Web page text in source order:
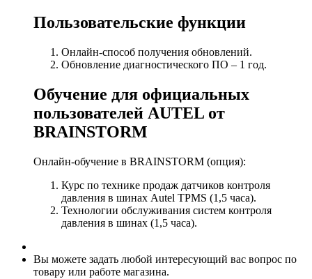
Пользовательские функции
Онлайн-способ получения обновлений.
Обновление диагностического ПО – 1 год.
Обучение для официальных
пользователей AUTEL от
BRAINSTORM
Онлайн-обучение в BRAINSTORM (опция):
Курс по технике продаж датчиков контроля
давления в шинах Autel TPMS (1,5 часа).
Технологии обслуживания систем контроля
давления в шинах (1,5 часа).
Вы можете задать любой интересующий вас вопрос по
товару или работе магазина.